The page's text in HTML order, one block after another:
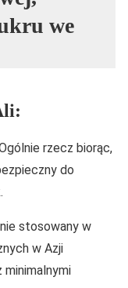
we
rzecz biorąc,
do
stosowany w
w Azji